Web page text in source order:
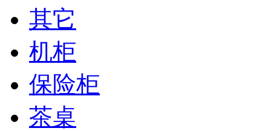
其它
机柜
保险柜
茶桌